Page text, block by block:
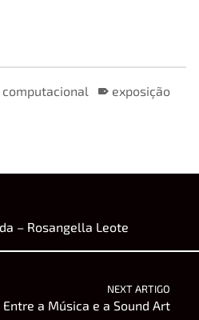
computacional
exposição
– Rosangella Leote
NEXT ARTIGO
Entre a Música e a Sound Art